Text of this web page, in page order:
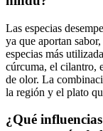
Las especias
ya que aportan
especias más
cúrcuma, el cilantro,
de olor. La
la región y el plato
¿Qué